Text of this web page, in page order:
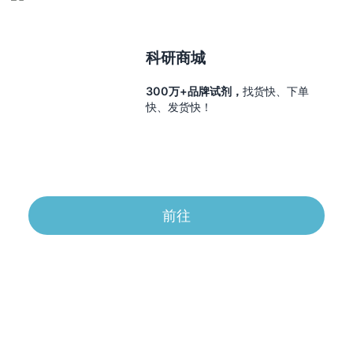
科研商城
300万+品牌试剂，找货快、下单
快、发货快！
前往